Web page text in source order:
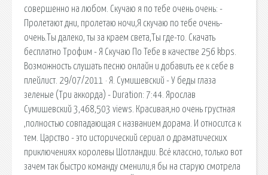
совершенно на любом. Скучаю я по тебе очень очень: -
Пролетают дни, пролетаю ночи,Я скучаю по тебе очень-
очень.Ты далеко, ты за краем света,Ты где-то. Скачать
бесплатно Трофим - Я Скучаю По Тебе в качестве 256 kbps.
Возможность слушать песню онлайн и добавить ее к себе в
плейлист. 29/07/2011 · Я. Сумишевский - У беды глаза
зеленые (Три аккорда) - Duration: 7:44. Ярослав
Сумишевский 3,468,503 views. Красивая,но очень грустная
,полностью совпадающая с названием дорама. И относитса к
тем. Царство - это исторический сериал о драматических
приключениях королевы Шотландии. Всё классно, только вот
зачем так быстро команду сменили,я бы на старую смотрела